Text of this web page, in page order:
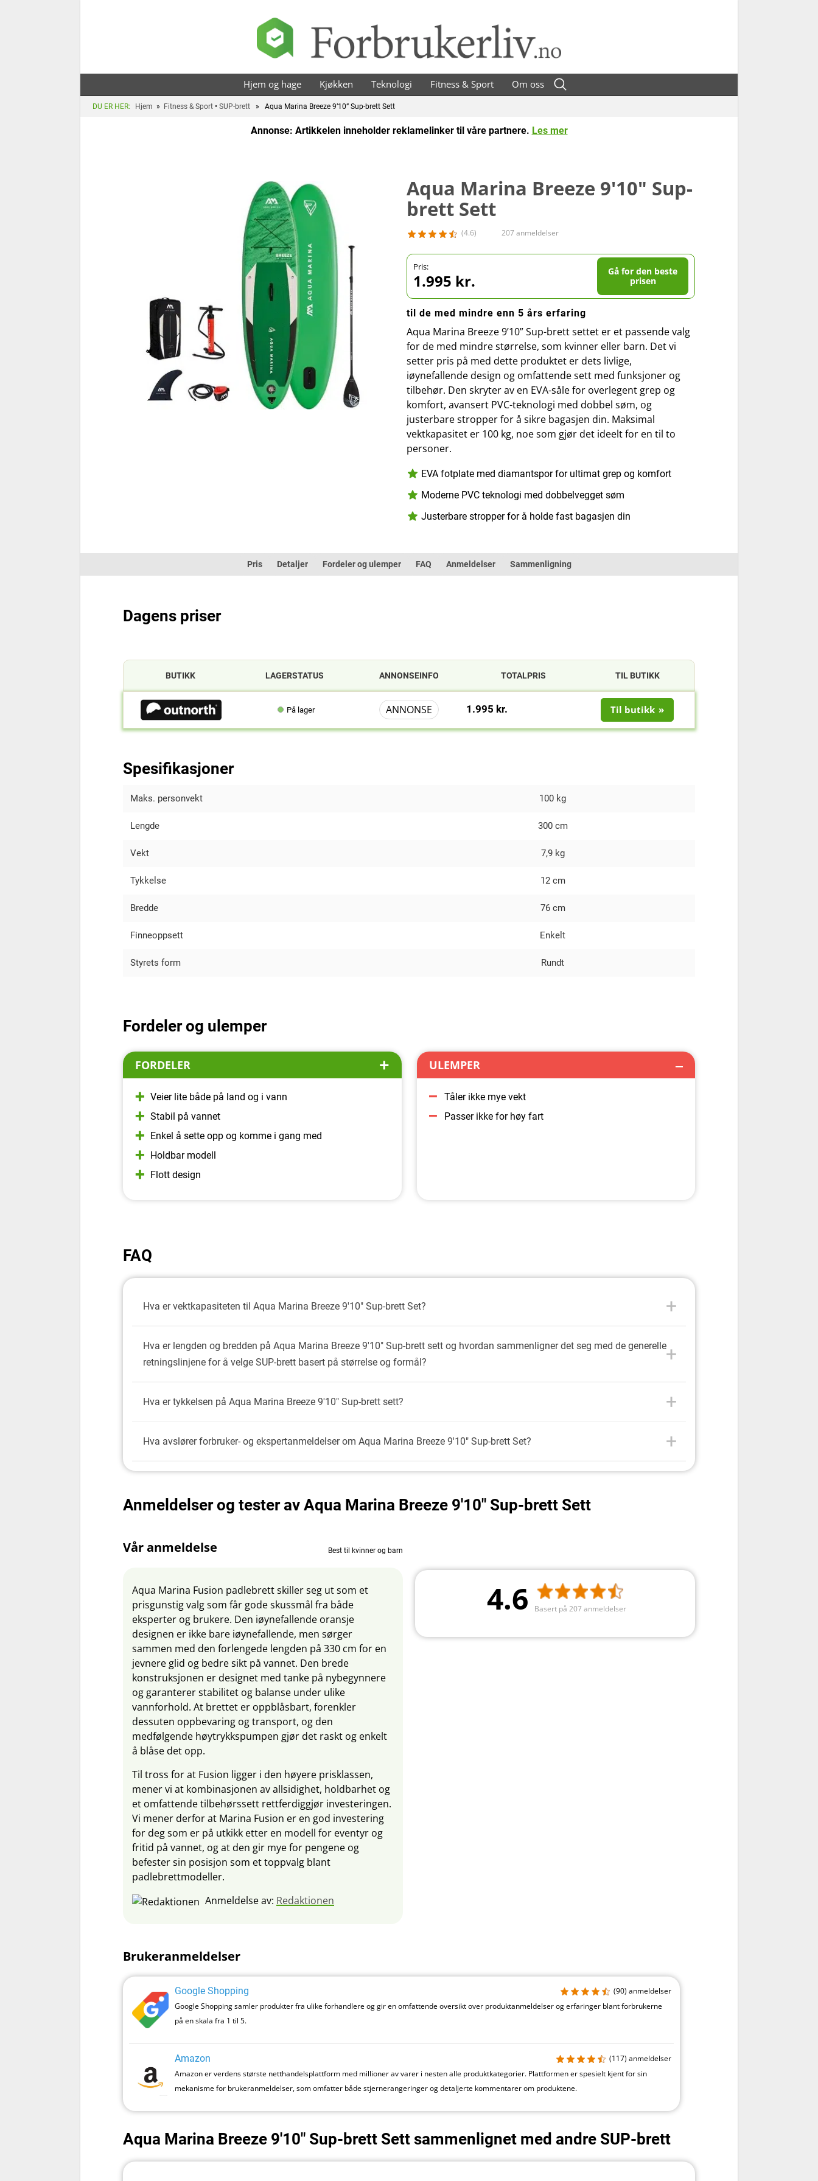
Forbrukerliv
Hjem og hage Kjøkken Teknologi Fitness & Sport Om oss
DU ER HER: Hjem » Fitness & Sport • SUP-brett » Aqua Marina Breeze 9’10” Sup-brett Sett
Annonse: Artikkelen inneholder reklamelinker til våre partnere. Les mer
Aqua Marina Breeze 9'10" Sup-
brett Sett
(4.6) 207 anmeldelser
Pris:
1.995 kr.
Gå for den beste
prisen
til de med mindre enn 5 års erfaring
Aqua Marina Breeze 9’10” Sup-brett settet er et passende valg
for de med mindre størrelse, som kvinner eller barn. Det vi
setter pris på med dette produktet er dets livlige,
iøynefallende design og omfattende sett med funksjoner og
tilbehør. Den skryter av en EVA-såle for overlegent grep og
komfort, avansert PVC-teknologi med dobbel søm, og
justerbare stropper for å sikre bagasjen din. Maksimal
vektkapasitet er 100 kg, noe som gjør det ideelt for en til to
personer.
EVA fotplate med diamantspor for ultimat grep og komfort
Moderne PVC teknologi med dobbelvegget søm
Justerbare stropper for å holde fast bagasjen din
Pris Detaljer Fordeler og ulemper FAQ Anmeldelser Sammenligning
Dagens priser
BUTIKK LAGERSTATUS ANNONSEINFO TOTALPRIS TIL BUTIKK
På lager ANNONSE 1.995 kr. Til butikk
Spesifikasjoner
Maks. personvekt 100 kg
Lengde 300 cm
Vekt 7,9 kg
Tykkelse 12 cm
Bredde 76 cm
Finneoppsett Enkelt
Styrets form Rundt
Fordeler og ulemper
FORDELER
Veier lite både på land og i vann
Stabil på vannet
Enkel å sette opp og komme i gang med
Holdbar modell
Flott design
ULEMPER
Tåler ikke mye vekt
Passer ikke for høy fart
FAQ
Hva er vektkapasiteten til Aqua Marina Breeze 9'10" Sup-brett Set?
Hva er lengden og bredden på Aqua Marina Breeze 9'10" Sup-brett sett og hvordan sammenligner det seg med de generelle
retningslinjene for å velge SUP-brett basert på størrelse og formål?
Hva er tykkelsen på Aqua Marina Breeze 9'10" Sup-brett sett?
Hva avslører forbruker- og ekspertanmeldelser om Aqua Marina Breeze 9'10" Sup-brett Set?
Anmeldelser og tester av Aqua Marina Breeze 9'10" Sup-brett Sett
Vår anmeldelse Best til kvinner og barn
Aqua Marina Fusion padlebrett skiller seg ut som et
prisgunstig valg som får gode skussmål fra både
eksperter og brukere. Den iøynefallende oransje
designen er ikke bare iøynefallende, men sørger
sammen med den forlengede lengden på 330 cm for en
jevnere glid og bedre sikt på vannet. Den brede
konstruksjonen er designet med tanke på nybegynnere
og garanterer stabilitet og balanse under ulike
vannforhold. At brettet er oppblåsbart, forenkler
dessuten oppbevaring og transport, og den
medfølgende høytrykkspumpen gjør det raskt og enkelt
å blåse det opp.
Til tross for at Fusion ligger i den høyere prisklassen,
mener vi at kombinasjonen av allsidighet, holdbarhet og
et omfattende tilbehørssett rettferdiggjør investeringen.
Vi mener derfor at Marina Fusion er en god investering
for deg som er på utkikk etter en modell for eventyr og
fritid på vannet, og at den gir mye for pengene og
befester sin posisjon som et toppvalg blant
padlebrettmodeller.
Anmeldelse av: Redaktionen
4.6 Basert på 207 anmeldelser
Brukeranmeldelser
Google Shopping (90) anmeldelser
Google Shopping samler produkter fra ulike forhandlere og gir en omfattende oversikt over produktanmeldelser og erfaringer blant forbrukerne
på en skala fra 1 til 5.
Amazon (117) anmeldelser
Amazon er verdens største netthandelsplattform med millioner av varer i nesten alle produktkategorier. Plattformen er spesielt kjent for sin
mekanisme for brukeranmeldelser, som omfatter både stjernerangeringer og detaljerte kommentarer om produktene.
Aqua Marina Breeze 9'10" Sup-brett Sett sammenlignet med andre SUP-brett